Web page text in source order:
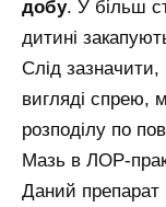
добу. У більш
дитині
Слід
вигляді спрею,
розподілу по
Мазь в ЛОР-
Даний препарат